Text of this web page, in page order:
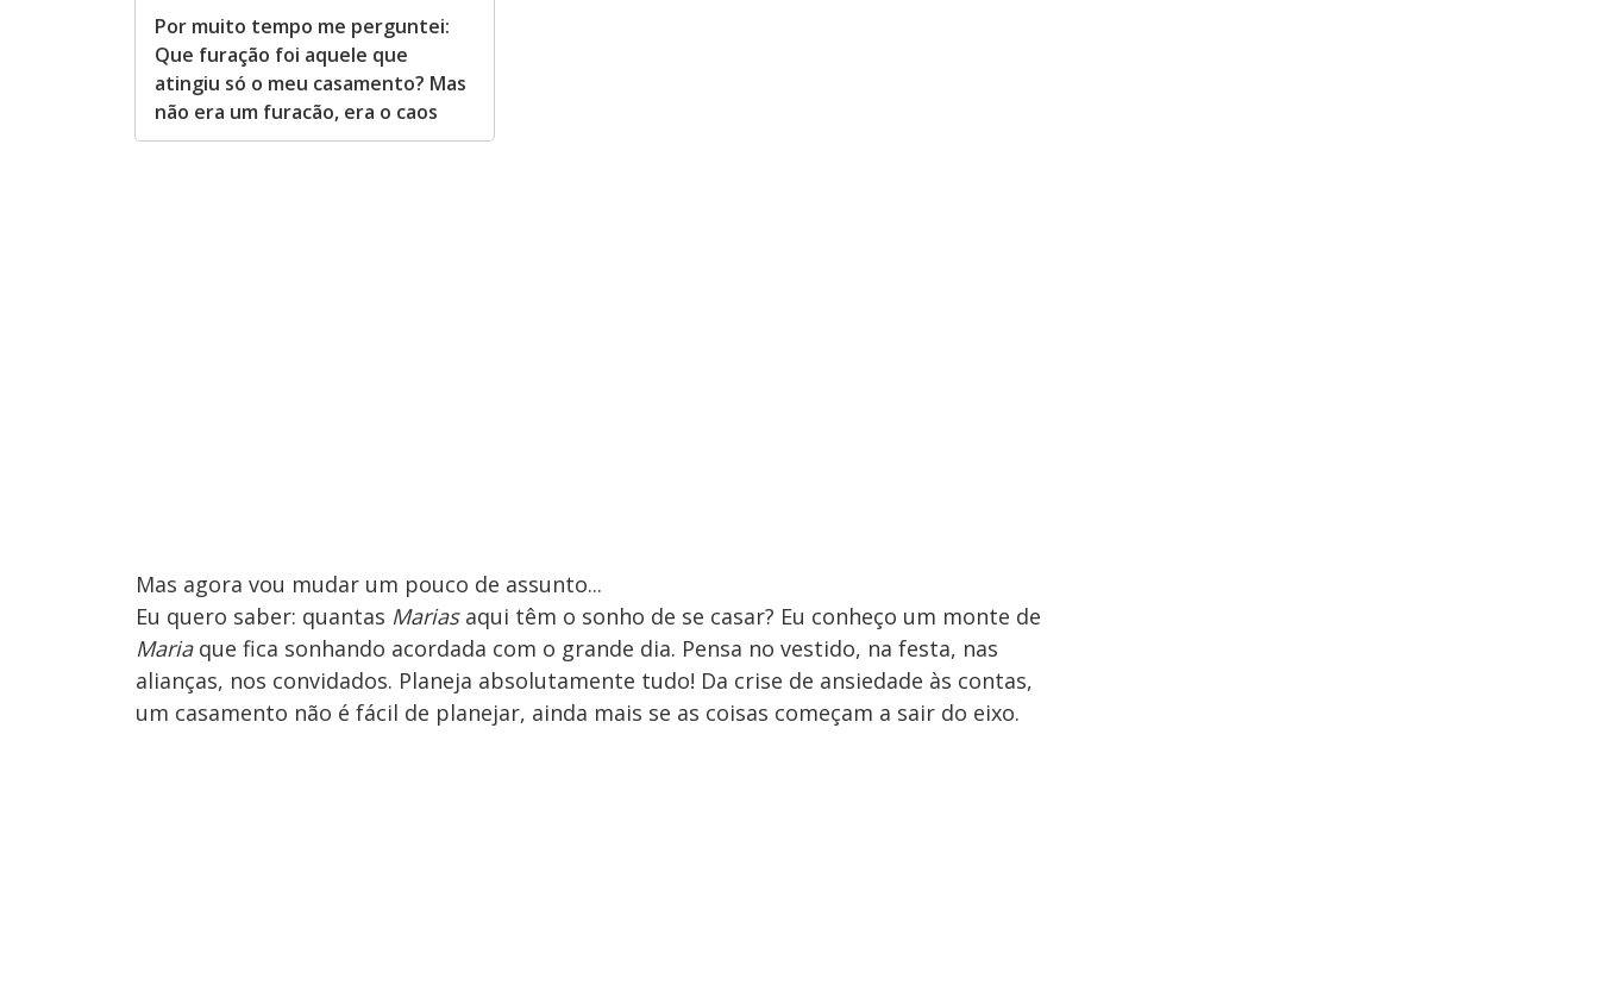
Por muito tempo me perguntei:
Que furação foi aquele que
atingiu só o meu casamento? Mas
não era um furacão, era o caos
Mas agora vou mudar um pouco de assunto...
Eu quero saber: quantas Mariasaqui têm o sonho de se casar? Eu conheço um monte de
Mariaque fica sonhando acordada com o grande dia. Pensa no vestido, na festa, nas
alianças, nos convidados. Planeja absolutamente tudo! Da crise de ansiedade às contas,
um casamento não é fácil de planejar, ainda mais se as coisas começam a sair do eixo.